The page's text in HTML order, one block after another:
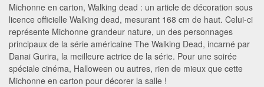
Michonne en carton, Walking dead : un article de décoration sous
licence officielle Walking dead, mesurant 168 cm de haut. Celui-ci
représente Michonne grandeur nature, un des personnages
principaux de la série américaine The Walking Dead, incarné par
Danai Gurira, la meilleure actrice de la série. Pour une soirée
spéciale cinéma, Halloween ou autres, rien de mieux que cette
Michonne en carton pour décorer la salle !